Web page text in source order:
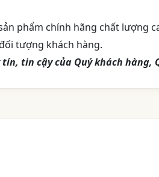
phẩm chính hãng chất lượng
tượng khách hàng.
tin cậy của Quý khách hàng,